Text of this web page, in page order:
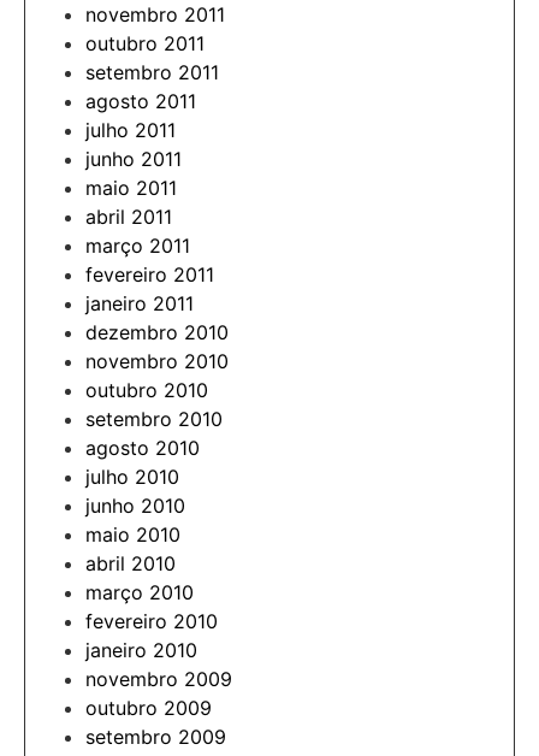
novembro 2011
outubro 2011
setembro 2011
agosto 2011
julho 2011
junho 2011
maio 2011
abril 2011
março 2011
fevereiro 2011
janeiro 2011
dezembro 2010
novembro 2010
outubro 2010
setembro 2010
agosto 2010
julho 2010
junho 2010
maio 2010
abril 2010
março 2010
fevereiro 2010
janeiro 2010
novembro 2009
outubro 2009
setembro 2009